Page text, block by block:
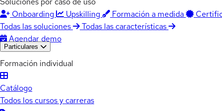
Onboarding
Upskilling Formación a medida
Todas las soluciones
Todas las características
Agendar demo
Particulares
Formación individual
Catálogo
Todos los cursos y carreras